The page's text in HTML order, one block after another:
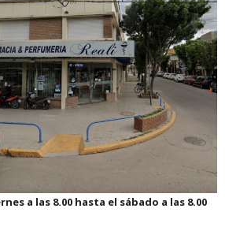
a las 8.00 hasta el sábado a las 8.00